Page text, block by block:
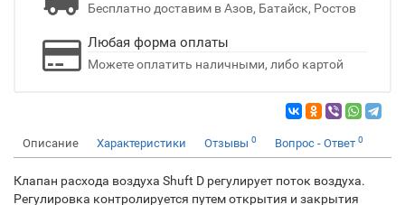
Бесплатно доставим в Азов, Батайск, Ростов
Любая форма оплаты
Можете оплатить наличными, либо картой
Описание Характеристики Отзывы 0 Вопрос - Ответ 0
Клапан расхода воздуха Shuft D регулирует поток воздуха.
Регулировка контролируется путем открытия и закрытия